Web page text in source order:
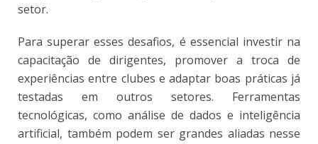
setor.
Para superar esses desafios, é essencial investir na
capacitação de dirigentes, promover a troca de
experiências entre clubes e adaptar boas práticas já
testadas em outros setores. Ferramentas
tecnológicas, como análise de dados e inteligência
artificial, também podem ser grandes aliadas nesse